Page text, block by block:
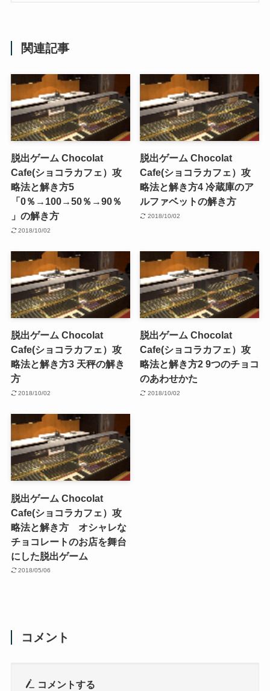
関連記事
脱出ゲーム Chocolat
Cafe(ショコラカフェ）攻
略法と解き方5
「0％→100→50％→90％
」の解き方
2018/10/02
脱出ゲーム Chocolat
Cafe(ショコラカフェ）攻
略法と解き方4 冷蔵庫のア
ルファベットの解き方
2018/10/02
脱出ゲーム Chocolat
Cafe(ショコラカフェ）攻
略法と解き方3 天秤の解き
方
2018/10/02
脱出ゲーム Chocolat
Cafe(ショコラカフェ）攻
略法と解き方2 9つのチョコ
のあわせかた
2018/10/02
脱出ゲーム Chocolat
Cafe(ショコラカフェ）攻
略法と解き方 オシャレな
チョコレートのお店を舞台
にした脱出ゲーム
2018/05/06
コメント
コメントする